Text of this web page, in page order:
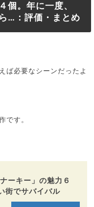
個。年に一度、
…：評価・まとめ
ば必要なシーンだったよ
です。
ーキー」の魅力６
街でサバイバル